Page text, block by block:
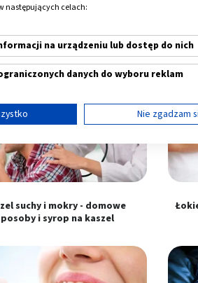
Morgellonów – co to jest?
Objawy i leczenie
suchy i mokry - domowe
i syrop na kaszel
następujących celach:
na urządzeniu lub dostęp do nich
danych do wyboru reklam
celu spersonalizowanych reklam
celu personalizacji treści
reklam
treści
dzięki statystyce lub kombinacji
Nie zgadzam